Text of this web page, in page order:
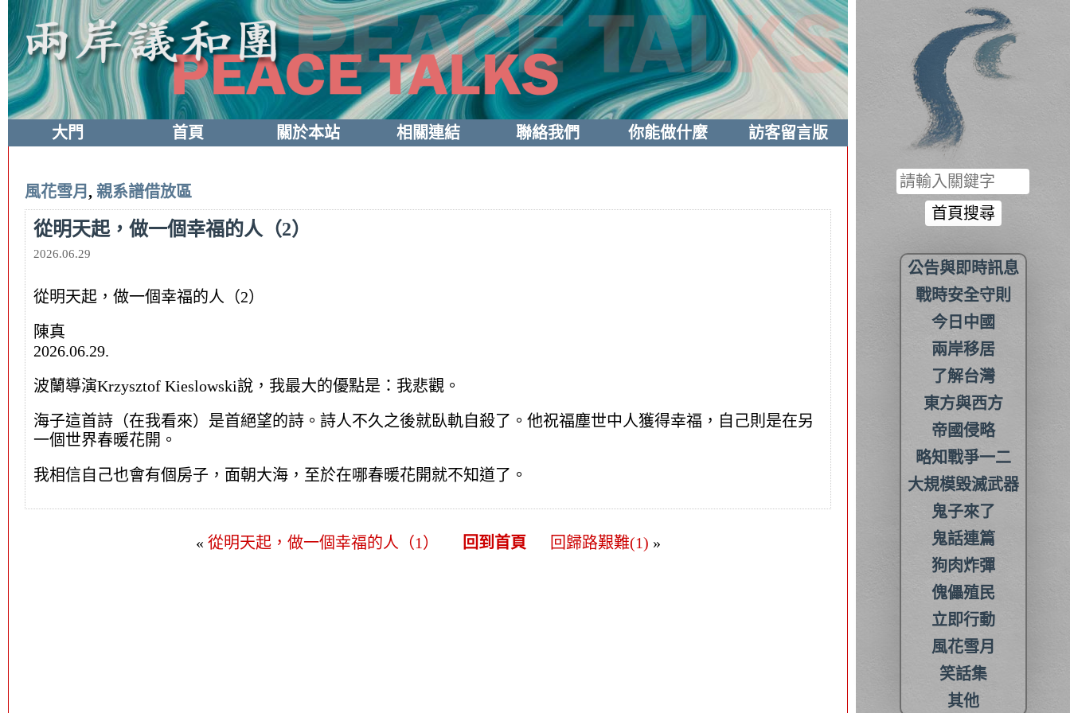
大門 首頁 關於本站 相關連結 聯絡我們 你能做什麼 訪客留言版
風花雪月 , 親系譜借放區
從明天起，做一個幸福的人（2）
2026.06.29
從明天起，做一個幸福的人（2）
陳真
2026.06.29.
波蘭導演Krzysztof Kieslowski說，我最大的優點是：我悲觀。
海子這首詩（在我看來）是首絕望的詩。詩人不久之後就臥軌自殺了。他祝福塵世中人獲得幸福，自己則是在另
一個世界春暖花開。
我相信自己也會有個房子，面朝大海，至於在哪春暖花開就不知道了。
« 從明天起，做一個幸福的人（1） 回到首頁 回歸路艱難(1) »
公告與即時訊息
戰時安全守則
今日中國
兩岸移居
了解台灣
東方與西方
帝國侵略
略知戰爭一二
大規模毀滅武器
鬼子來了
鬼話連篇
狗肉炸彈
傀儡殖民
立即行動
風花雪月
笑話集
其他